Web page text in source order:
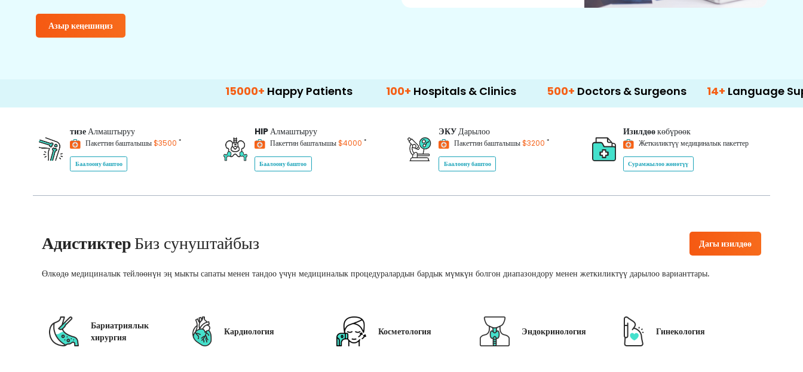
Азыр кеңешиңиз
Happy Patients 100+ Hospitals & Clinics 500+ Doctors & Surgeons 14+Language Support
тизеАлмаштыруу
Пакеттин башталышы$3500 *
Баалоону баштоо
HIPАлмаштыруу
Пакеттин башталышы$4000 *
Баалоону баштоо
ЭКУДарылоо
Пакеттин башталышы$3200 *
Баалоону баштоо
Изилдөөкөбүрөөк
Жеткиликтүү медициналык пакеттер
Сурамжылоо жөнөтүү
АдистиктерБиз сунуштайбыз Дагы изилдөө
Өлкөдө медициналык тейлөөнүн эң мыкты сапаты менен тандоо үчүн медициналык процедуралардын бардык мүмкүн болгон диапазондору менен жеткиликтүү дарылоо варианттары.
Бариатриялык
хирургия
Кардиология Косметология Эндокринология Гинекология